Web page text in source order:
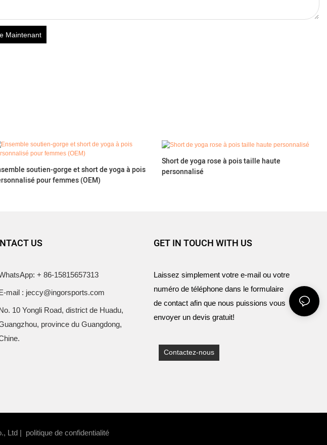
Maintenant
soutien-gorge et short de yoga à pois
pour femmes (OEM)
Short de yoga rose à pois taille haute
personnalisé
US
+ 86-15815657313
mail : jeccy@ingorsports.com
10 Yongli Road, district de Huadu,
province du Guangdong,
GET IN TOUCH WITH US
Laissez simplement votre e-mail ou votre
numéro de téléphone dans le formulaire
de contact afin que nous puissions vous
envoyer un devis gratuit!
Contactez-nous
Ltd | politique de confidentialité